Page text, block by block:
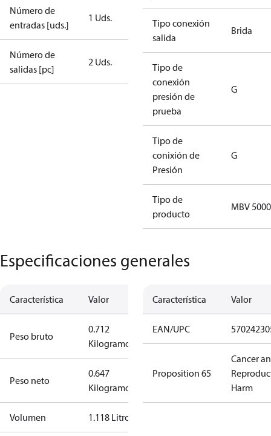
Número de
entradas [uds.]
1 Uds.
Número de
salidas [pc]
2 Uds.
Tipo conexión
salida
Brida
Tipo de
conexión
presión de
prueba
G
Tipo de
conixión de
Presión
G
Tipo de
producto
MBV 5000
Especificaciones generales
Característica Valor
Peso bruto
0.712
Kilogramo
Peso neto
0.647
Kilogramo
Volumen 1.118 Litro
Característica Valor
EAN/UPC
Proposition 65
Cancer
Harm